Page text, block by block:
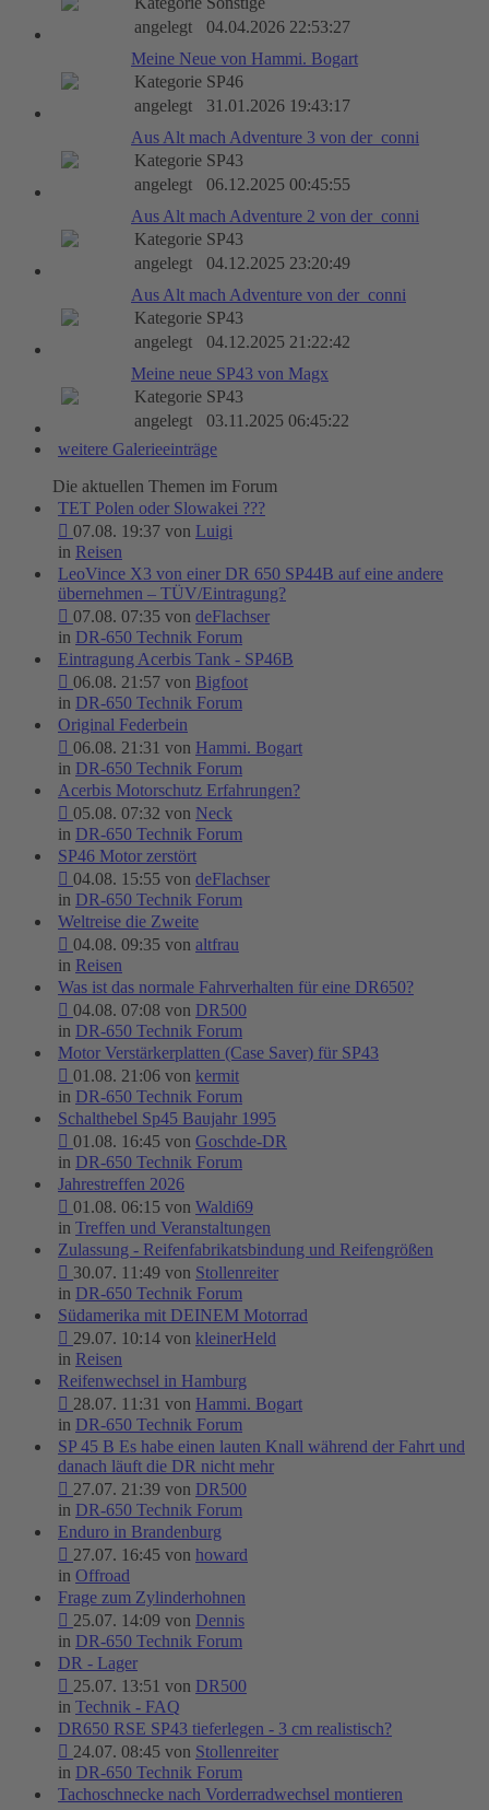
angelegt
04.04.2026 22:53:27
Meine Neue von Hammi. Bogart
Kategorie SP46
angelegt
31.01.2026 19:43:17
Aus Alt mach Adventure 3 von der_conni
Kategorie SP43
angelegt
06.12.2025 00:45:55
Aus Alt mach Adventure 2 von der_conni
Kategorie SP43
angelegt
04.12.2025 23:20:49
Aus Alt mach Adventure von der_conni
Kategorie SP43
angelegt
04.12.2025 21:22:42
Meine neue SP43 von Magx
Kategorie SP43
angelegt
03.11.2025 06:45:22
weitere Galerieeinträge
Die aktuellen Themen im Forum
TET Polen oder Slowakei ???
07.08. 19:37 von Luigi
in Reisen
LeoVince X3 von einer DR 650 SP44B auf eine andere
übernehmen – TÜV/Eintragung?
07.08. 07:35 von deFlachser
in DR-650 Technik Forum
Eintragung Acerbis Tank - SP46B
06.08. 21:57 von Bigfoot
in DR-650 Technik Forum
Original Federbein
06.08. 21:31 von Hammi. Bogart
in DR-650 Technik Forum
Acerbis Motorschutz Erfahrungen?
05.08. 07:32 von Neck
in DR-650 Technik Forum
SP46 Motor zerstört
04.08. 15:55 von deFlachser
in DR-650 Technik Forum
Weltreise die Zweite
04.08. 09:35 von altfrau
in Reisen
Was ist das normale Fahrverhalten für eine DR650?
04.08. 07:08 von DR500
in DR-650 Technik Forum
Motor Verstärkerplatten (Case Saver) für SP43
01.08. 21:06 von kermit
in DR-650 Technik Forum
Schalthebel Sp45 Baujahr 1995
01.08. 16:45 von Goschde-DR
in DR-650 Technik Forum
Jahrestreffen 2026
01.08. 06:15 von Waldi69
in Treffen und Veranstaltungen
Zulassung - Reifenfabrikatsbindung und Reifengrößen
30.07. 11:49 von Stollenreiter
in DR-650 Technik Forum
Südamerika mit DEINEM Motorrad
29.07. 10:14 von kleinerHeld
in Reisen
Reifenwechsel in Hamburg
28.07. 11:31 von Hammi. Bogart
in DR-650 Technik Forum
SP 45 B Es habe einen lauten Knall während der Fahrt und
danach läuft die DR nicht mehr
27.07. 21:39 von DR500
in DR-650 Technik Forum
Enduro in Brandenburg
27.07. 16:45 von howard
in Offroad
Frage zum Zylinderhohnen
25.07. 14:09 von Dennis
in DR-650 Technik Forum
DR - Lager
25.07. 13:51 von DR500
in Technik - FAQ
DR650 RSE SP43 tieferlegen - 3 cm realistisch?
24.07. 08:45 von Stollenreiter
in DR-650 Technik Forum
Tachoschnecke nach Vorderradwechsel montieren